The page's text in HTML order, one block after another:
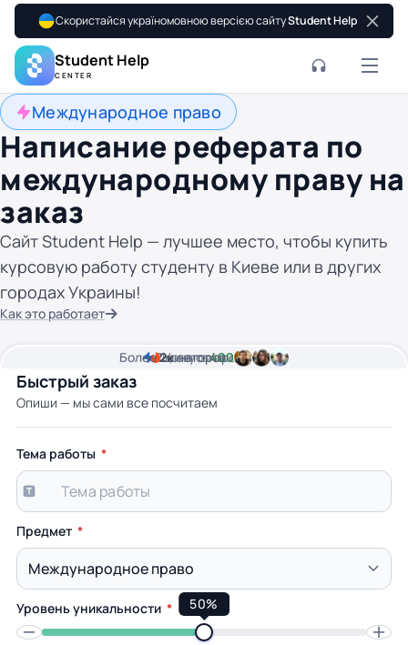
Скористайся україномовною версією сайтуStudent Help
Student Help
CENTER
Международное право
Написание реферата по
международному праву на
заказ
Сайт Student Help — лучшее место, чтобы купить
курсовую работу студенту в Киеве или в других
городах Украины!
Как это работает
Быстрый заказ
Опиши — мы сами все посчитаем
2минуты времени
Цена от400 грн
Более2кавторов
Тема работы
Предмет
Уровень уникальности 50%